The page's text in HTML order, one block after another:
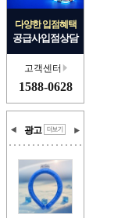
다양한 입점혜택
공급사입점상담
고객센터
1588-0628
광고